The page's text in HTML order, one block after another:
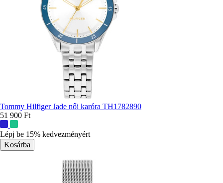
Tommy Hilfiger Jade női karóra TH1782890
51 900 Ft
színek:
Lépj be 15% kedvezményért